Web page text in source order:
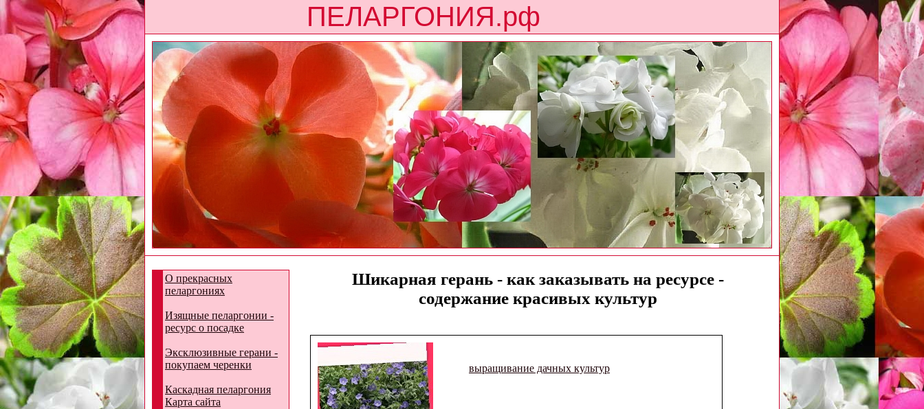
ПЕЛАРГОНИЯ.рф
О прекрасных
пеларгониях
Изящные пеларгонии -
ресурс о посадке
Эксклюзивные герани -
покупаем черенки
Каскадная пеларгония
Карта сайта
Шикарная герань - как заказывать на ресурсе -
содержание красивых культур
выращивание дачных культур